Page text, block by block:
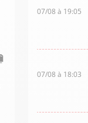
07/08 à 19:05
07/08 à 18:03